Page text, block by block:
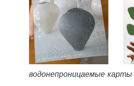
водонепроницаемые карты